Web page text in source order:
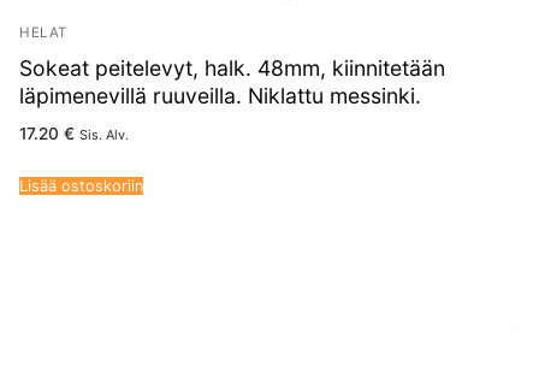
HELAT
Sokeat peitelevyt, halk. 48mm, kiinnitetään
läpimenevillä ruuveilla. Niklattu messinki.
17.20 € Sis. Alv.
Lisää ostoskoriin